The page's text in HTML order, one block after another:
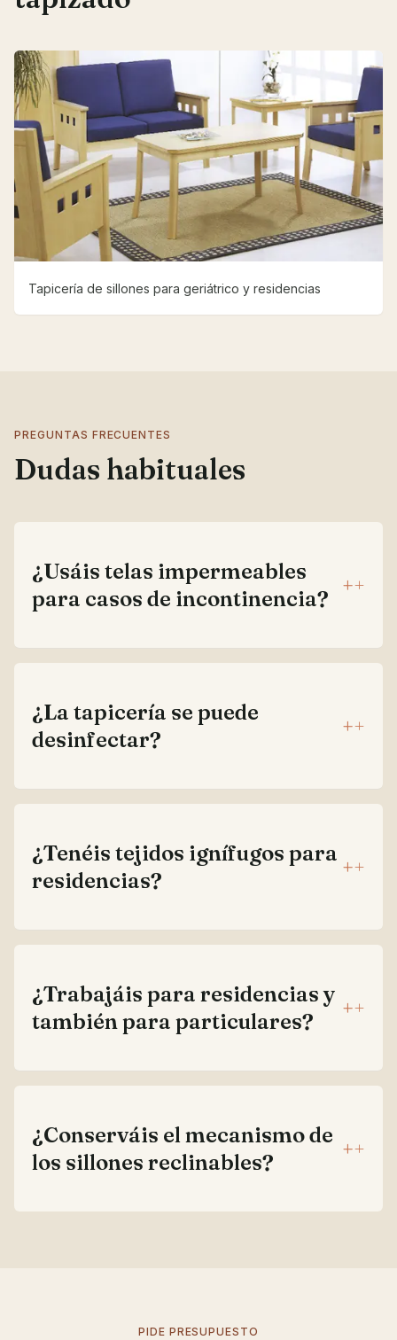
Tapicería de sillones para geriátrico y residencias
PREGUNTAS FRECUENTES
Dudas habituales
¿Usáis telas impermeables
para casos de incontinencia?
+
¿La tapicería se puede
desinfectar?
+
¿Tenéis tejidos ignífugos para
residencias?
+
¿Trabajáis para residencias y
también para particulares?
+
¿Conserváis el mecanismo de
los sillones reclinables?
+
PIDE PRESUPUESTO